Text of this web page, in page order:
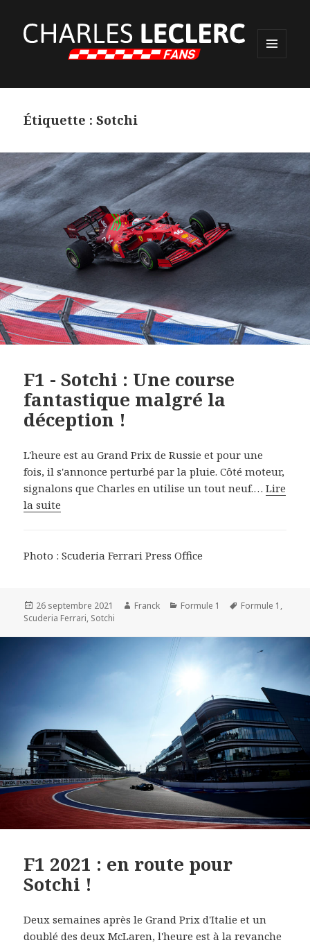
WIDGETS
Étiquette :Sotchi
F1 - Sotchi : Une course
fantastique malgré la
déception !
L'heure est au Grand Prix de Russie et pour une
fois, il s'annonce perturbé par la pluie. Côté moteur,
signalons que Charles en utilise un tout neuf.…Lire
la suite
Photo : Scuderia Ferrari Press Office
Publié
le
26 septembre 2021 Auteur
Franck Catégories
Formule 1
Mots-
Formule 1 ,
Scuderia Ferrari, Sotchi
F1 2021 : en route pour
Sotchi !
Deux semaines après le Grand Prix d'Italie et un
doublé des deux McLaren, l'heure est à la revanche